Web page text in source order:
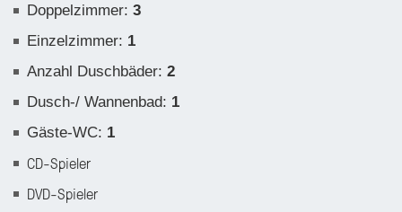
Doppelzimmer: 3
Einzelzimmer: 1
Anzahl Duschbäder: 2
Dusch-/ Wannenbad: 1
Gäste-WC: 1
CD-Spieler
DVD-Spieler